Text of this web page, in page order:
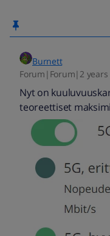
Burnett
Forum|Forum|2 years
Nyt on
teoreettiset